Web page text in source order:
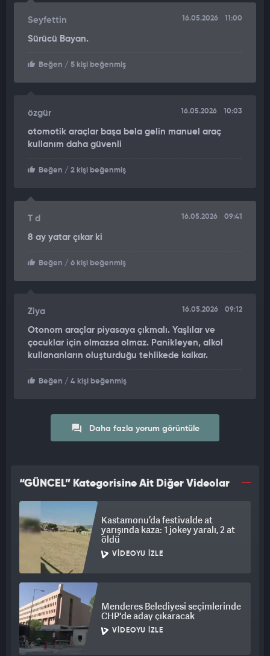
Sokağa girer girmez arabayla elektrik direğinin camları arasına
sıkıştı.
Koştum baktım hemen kurtarabilir miyiz diye, söyleyecek
yaralanmış, benim gördüğüm sürücü biraz durgundu, sadece
bakıyordu. Ben öbür kadına baktım çünkü arabanın onu altına
aldığını gördüm" dedi.
Seyfettin 16.05.2026 11:00
Sürücü Bayan.
Beğen / 5 kişi beğenmiş
özgür 16.05.2026 10:03
otomotik araçlar başa bela gelin manuel araç
kullanım daha güvenli
Beğen / 2 kişi beğenmiş
T d 16.05.2026 09:41
8 ay yatar çıkar ki
Beğen / 6 kişi beğenmiş
Ziya 16.05.2026 09:12
Otonom araçlar piyasaya çıkmalı. Yaşlılar ve
çocuklar için olmazsa olmaz. Panikleyen, alkol
kullananların oluşturduğu tehlikede kalkar.
Beğen / 4 kişi beğenmiş
Daha fazla yorum görüntüle
“GÜNCEL” Kategorisine Ait Diğer Videolar
Kastamonu’da festivalde at
yarışında kaza: 1 jokey yaralı, 2 at
öldü
VIDEOYU İZLE
Menderes Belediyesi seçimlerinde
CHP'de aday çıkaracak
VIDEOYU İZLE